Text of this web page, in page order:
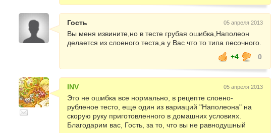
Гость 05 апреля 2013
Вы меня извините,но в тесте грубая ошибка,Наполеон
делается из слоеного теста,а у Вас что то типа песочного.
+4
0
INV 05 апреля 2013
Это не ошибка все нормально, в рецепте слоено-
рубленое тесто, еще один из вариаций "Наполеона" на
скорую руку приготовленного в домашних условиях.
Благодарим вас, Гость, за то, что вы не равнодушный